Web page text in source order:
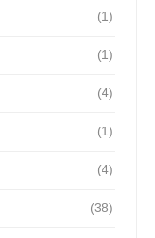
(1)
(1)
(4)
(1)
(4)
(38)